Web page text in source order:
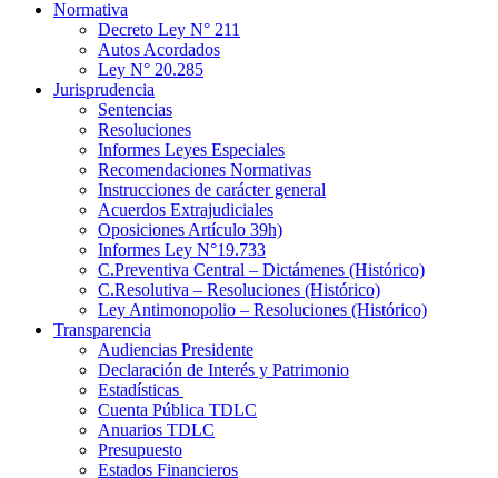
Normativa
Decreto Ley N° 211
Autos Acordados
Ley N° 20.285
Jurisprudencia
Sentencias
Resoluciones
Informes Leyes Especiales
Recomendaciones Normativas
Instrucciones de carácter general
Acuerdos Extrajudiciales
Oposiciones Artículo 39h)
Informes Ley N°19.733
C.Preventiva Central – Dictámenes (Histórico)
C.Resolutiva – Resoluciones (Histórico)
Ley Antimonopolio – Resoluciones (Histórico)
Transparencia
Audiencias Presidente
Declaración de Interés y Patrimonio
Estadísticas
Cuenta Pública TDLC
Anuarios TDLC
Presupuesto
Estados Financieros